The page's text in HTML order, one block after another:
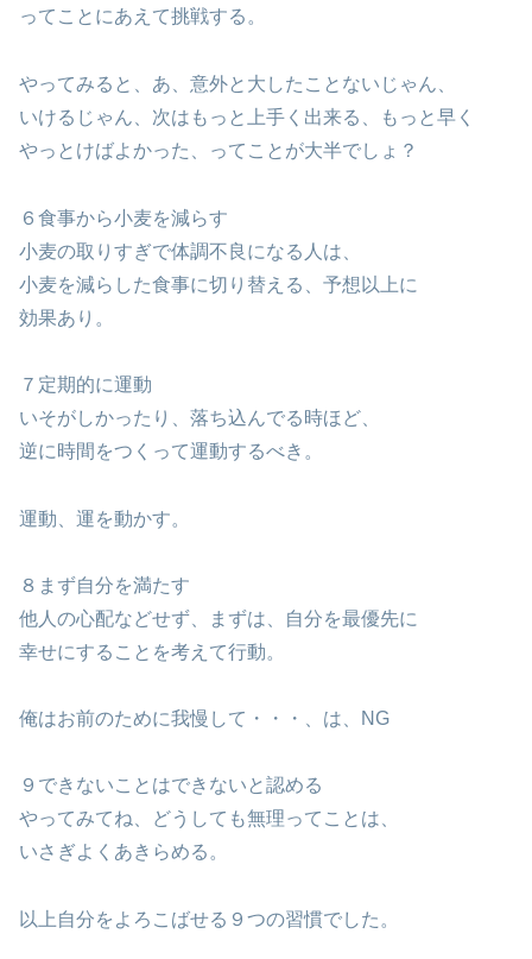
ってことにあえて挑戦する。
やってみると、あ、意外と大したことないじゃん、
いけるじゃん、次はもっと上手く出来る、もっと早く
やっとけばよかった、ってことが大半でしょ？
６食事から小麦を減らす
小麦の取りすぎで体調不良になる人は、
小麦を減らした食事に切り替える、予想以上に
効果あり。
７定期的に運動
いそがしかったり、落ち込んでる時ほど、
逆に時間をつくって運動するべき。
運動、運を動かす。
８まず自分を満たす
他人の心配などせず、まずは、自分を最優先に
幸せにすることを考えて行動。
俺はお前のために我慢して・・・、は、NG
９できないことはできないと認める
やってみてね、どうしても無理ってことは、
いさぎよくあきらめる。
以上自分をよろこばせる９つの習慣でした。